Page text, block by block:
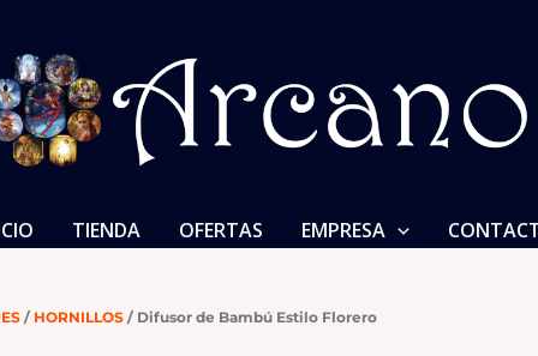
TIENDA OFERTAS EMPRESA
/ HORNILLOS/ Difusor de Bambú Estilo Florero